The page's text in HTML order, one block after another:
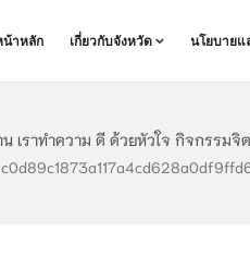
าหลัก เกี่ยวกับจังหวัด นโยบายแ
เราทำความ ดี ด้วยหัวใจ กิจกรรม